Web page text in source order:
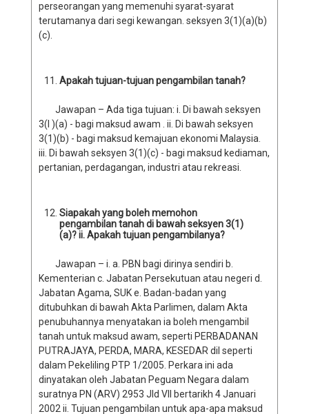
perseorangan yang memenuhi syarat-syarat
terutamanya dari segi kewangan. seksyen 3(1)(a)(b)
(c).
Apakah tujuan-tujuan pengambilan tanah?
Jawapan – Ada tiga tujuan: i. Di bawah seksyen
3(I )(a) - bagi maksud awam . ii. Di bawah seksyen
3(1)(b) - bagi maksud kemajuan ekonomi Malaysia.
iii. Di bawah seksyen 3(1)(c) - bagi maksud kediaman,
pertanian, perdagangan, industri atau rekreasi.
Siapakah yang boleh memohon
pengambilan tanah di bawah seksyen 3(1)
(a)? ii. Apakah tujuan pengambilanya?
Jawapan – i. a. PBN bagi dirinya sendiri b.
Kementerian c. Jabatan Persekutuan atau negeri d.
Jabatan Agama, SUK e. Badan-badan yang
ditubuhkan di bawah Akta Parlimen, dalam Akta
penubuhannya menyatakan ia boleh mengambil
tanah untuk maksud awam, seperti PERBADANAN
PUTRAJAYA, PERDA, MARA, KESEDAR dil seperti
dalam Pekeliling PTP 1/2005. Perkara ini ada
dinyatakan oleh Jabatan Peguam Negara dalam
suratnya PN (ARV) 2953 Jld VII bertarikh 4 Januari
2002 ii. Tujuan pengambilan untuk apa-apa maksud